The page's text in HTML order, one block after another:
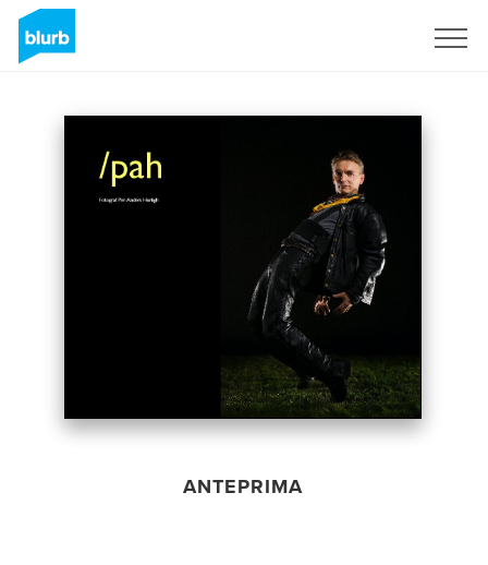
ANTEPRIMA